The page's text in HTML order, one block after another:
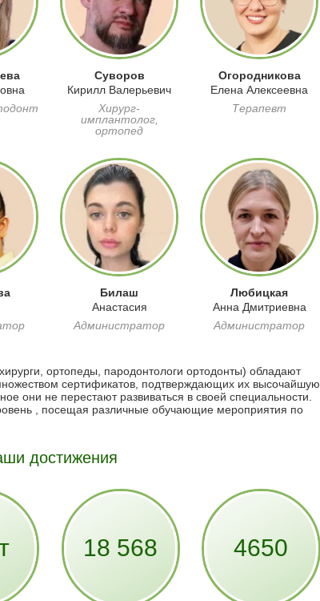
Суворов
Кирилл Валерьевич
Хирург-
имплантолог,
ортопед
Огородникова
Елена Алексеевна
Терапевт
Билаш
Анастасия
Администратор
Любицкая
Анна Дмитриевна
Администратор
ортопеды, пародонтологи ортодонты) обладают
сертификатов, подтверждающих их высочайшую
они не перестают развиваться в своей специальности.
, посещая различные обучающие мероприятия по
достижения
18 568 4650